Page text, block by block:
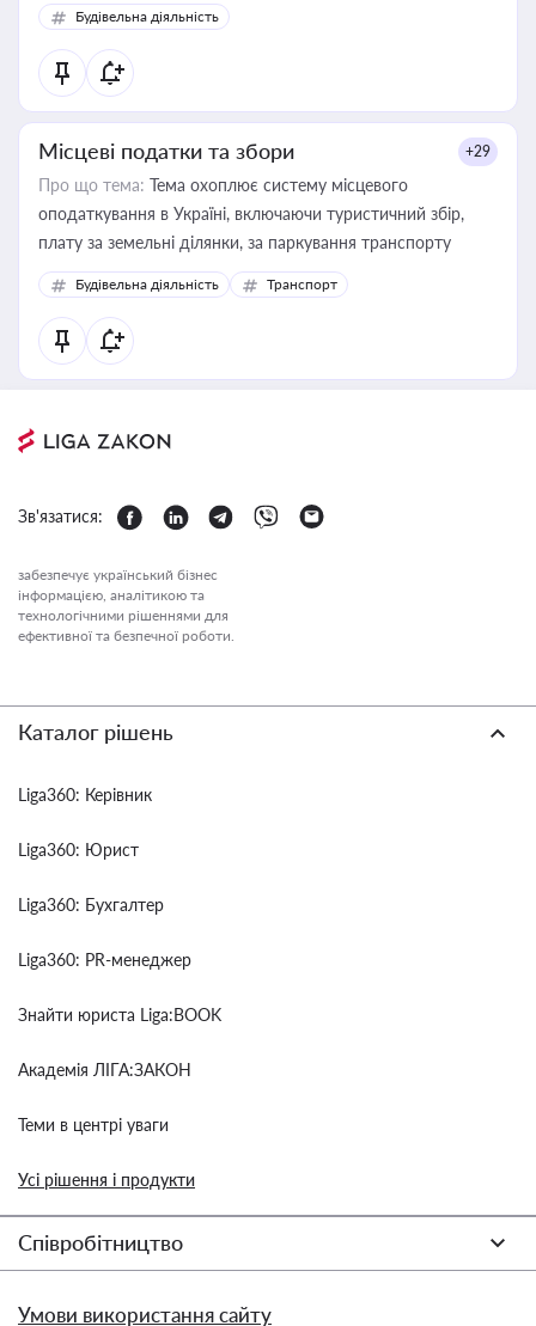
Будівельна діяльність
Місцеві податки та збори +29
Про що тема: Тема охоплює систему місцевого
оподаткування в Україні, включаючи туристичний збір,
плату за земельні ділянки, за паркування транспорту
Будівельна діяльність Транспорт
Зв'язатися:
забезпечує український бізнес
інформацією, аналітикою та
технологічними рішеннями для
ефективної та безпечної роботи.
Каталог рішень
Liga360: Керівник
Liga360: Юрист
Liga360: Бухгалтер
Liga360: PR-менеджер
Знайти юриста Liga:BOOK
Академія ЛІГА:ЗАКОН
Теми в центрі уваги
Усі рішення і продукти
Співробітництво
Умови використання сайту